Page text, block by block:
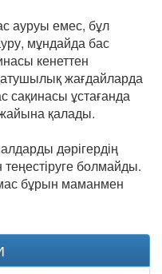
ауруы емес, бұл
мұндайда бас
кенеттен
жағдайларда
сақинасы ұстағанда
қалады.
дәрігердің
болмайды.
бұрын маманмен